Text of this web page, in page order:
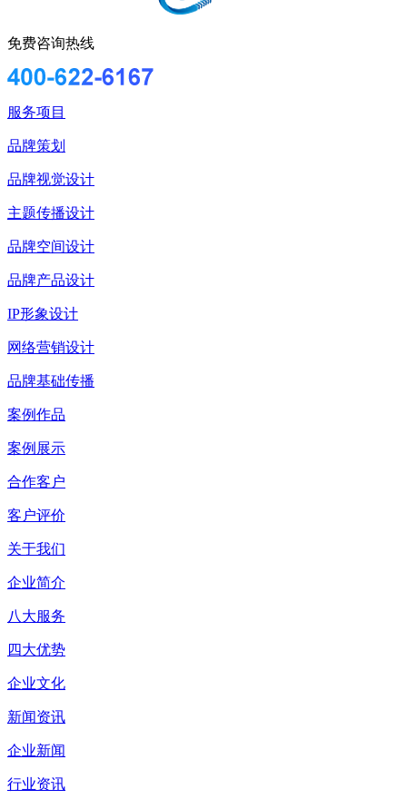
免费咨询热线
服务项目
品牌策划
品牌视觉设计
主题传播设计
品牌空间设计
品牌产品设计
IP形象设计
网络营销设计
品牌基础传播
案例作品
案例展示
合作客户
客户评价
关于我们
企业简介
八大服务
四大优势
企业文化
新闻资讯
企业新闻
行业资讯